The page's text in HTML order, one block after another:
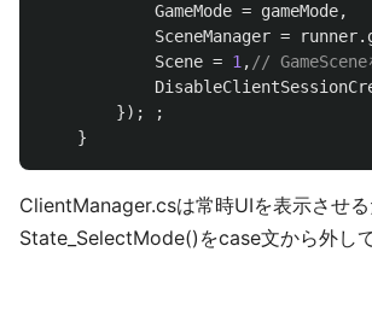
GameMode = gameMode,
SceneManager = runner.
Scene = 1 , // GameScene
});
;
}
ClientManager.csは常時UIを表示させ
State_SelectMode()をcase文から外して